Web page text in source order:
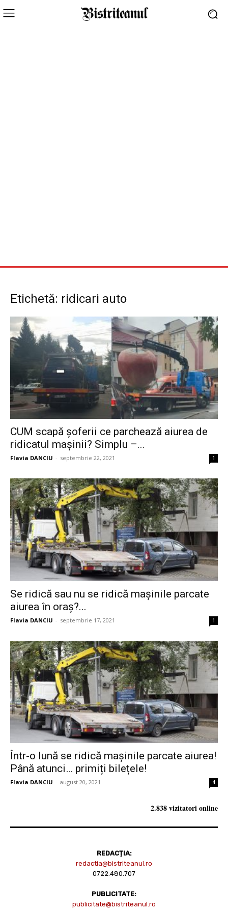
Etichetă: ridicari auto
CUM scapă șoferii ce parchează aiurea de
ridicatul mașinii? Simplu –...
Flavia DANCIU - septembrie 22, 2021 1
Se ridică sau nu se ridică mașinile parcate
aiurea în oraș?...
Flavia DANCIU - septembrie 17, 2021 1
Într-o lună se ridică mașinile parcate aiurea!
Până atunci… primiți bilețele!
Flavia DANCIU - august 20, 2021 4
2.838 vizitatori online
REDACȚIA:
redactia@bistriteanul.ro
0722.480.707
PUBLICITATE:
publicitate@bistriteanul.ro